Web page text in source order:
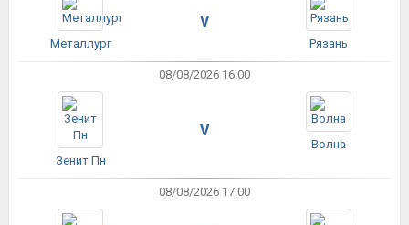
Металлург
V
Рязань
08/08/2026 16:00
Зенит Пн
V
Волна
08/08/2026 17:00